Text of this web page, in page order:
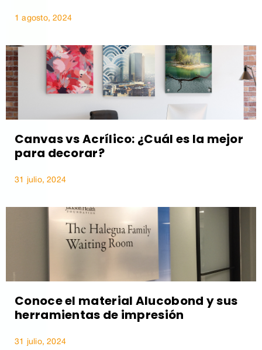
1 agosto, 2024
Canvas vs Acrílico: ¿Cuál es la mejor
para decorar?
31 julio, 2024
Conoce el material Alucobond y sus
herramientas de impresión
31 julio, 2024